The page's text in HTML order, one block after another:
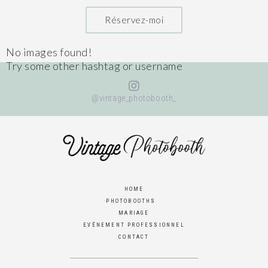
Réservez-moi
No images found!
Try some other hashtag or username
@vintage_photobooth_
HOME
PHOTOBOOTHS
MARIAGE
EVÉNEMENT PROFESSIONNEL
CONTACT